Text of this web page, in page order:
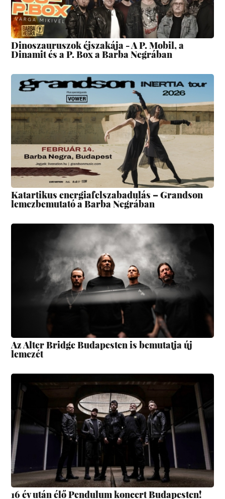
Dinoszauruszok éjszakája - A P. Mobil, a
Dinamit és a P. Box a Barba Negrában
Katartikus energiafelszabadulás – Grandson
lemezbemutató a Barba Negrában
Az Alter Bridge Budapesten is bemutatja új
lemezét
16 év után élő Pendulum koncert Budapesten!